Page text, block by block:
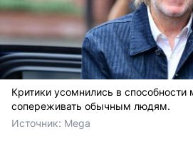
Критики усомнились в способности
сопереживать обычным людям.
Источник: Mega